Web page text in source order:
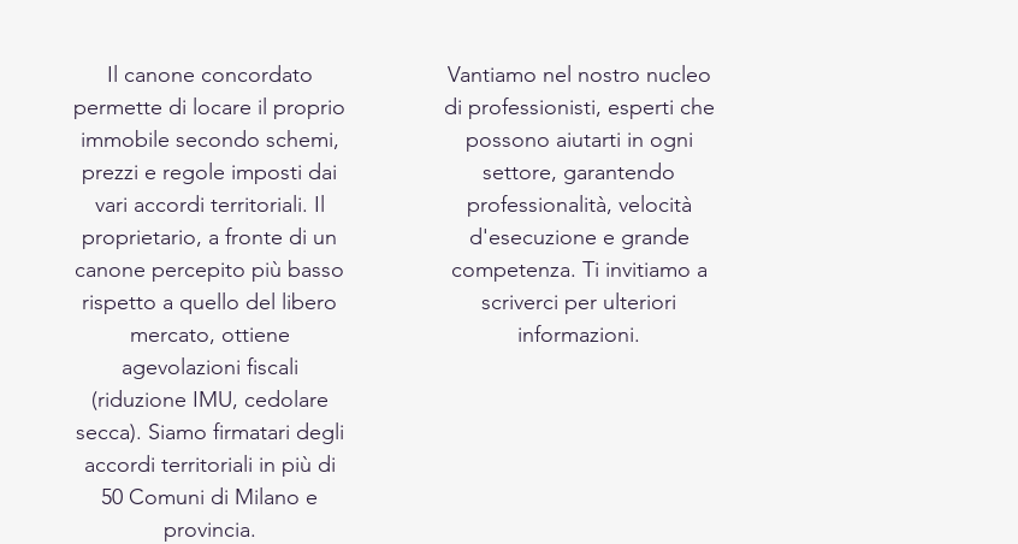
Il canone concordato
permette di locare il proprio
immobile secondo schemi,
prezzi e regole imposti dai
vari accordi territoriali. Il
proprietario, a fronte di un
canone percepito più basso
rispetto a quello del libero
mercato, ottiene
agevolazioni fiscali
(riduzione IMU, cedolare
secca). Siamo firmatari degli
accordi territoriali in più di
50 Comuni di Milano e
provincia.
Vantiamo nel nostro nucleo
di professionisti, esperti che
possono aiutarti in ogni
settore, garantendo
professionalità, velocità
d'esecuzione e grande
competenza. Ti invitiamo a
scriverci per ulteriori
informazioni.